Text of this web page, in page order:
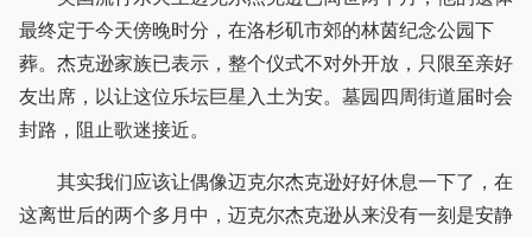
最终定于今天傍晚时分，在洛杉矶市郊的林茵纪念公园下
葬。杰克逊家族已表示，整个仪式不对外开放，只限至亲好
友出席，以让这位乐坛巨星入土为安。墓园四周街道届时会
封路，阻止歌迷接近。
其实我们应该让偶像迈克尔杰克逊好好休息一下了，在
这离世后的两个多月中，迈克尔杰克逊从来没有一刻是安静